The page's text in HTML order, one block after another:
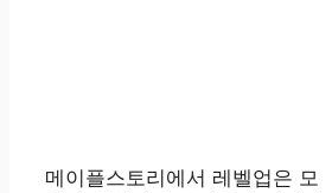
메이플스토리에서 레벨업은 모